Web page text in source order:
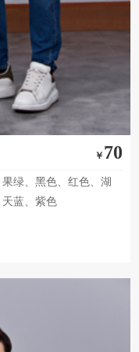
￥ 70
绿、黑色、红色、湖
蓝、紫色